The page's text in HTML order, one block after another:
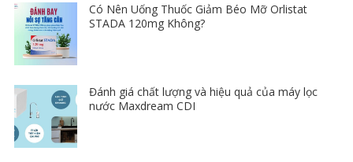
Có Nên Uống Thuốc Giảm Béo Mỡ Orlistat
STADA 120mg Không?
Đánh giá chất lượng và hiệu quả của máy lọc
nước Maxdream CDI